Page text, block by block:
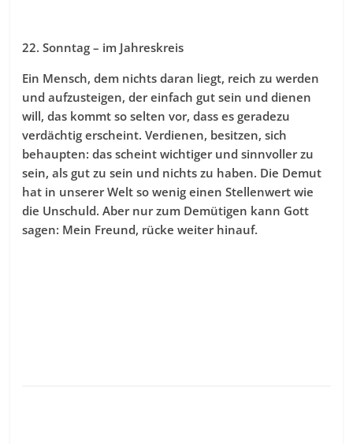
22. Sonntag – im Jahreskreis
Ein Mensch, dem nichts daran liegt, reich zu werden
und aufzusteigen, der einfach gut sein und dienen
will, das kommt so selten vor, dass es geradezu
verdächtig erscheint. Verdienen, besitzen, sich
behaupten: das scheint wichtiger und sinnvoller zu
sein, als gut zu sein und nichts zu haben. Die Demut
hat in unserer Welt so wenig einen Stellenwert wie
die Unschuld. Aber nur zum Demütigen kann Gott
sagen: Mein Freund, rücke weiter hinauf.